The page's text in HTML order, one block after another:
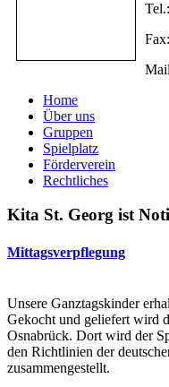
Home
Über uns
Gruppen
Spielplatz
Förderverein
Rechtliches
Kita St. Georg ist
Mittagsverpflegung
Unsere Ganztagskinder
Gekocht und geliefert wird
Osnabrück. Dort wird der
den Richtlinien der
zusammengestellt.